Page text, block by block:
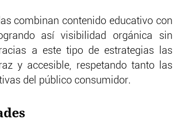
combinan contenido educativo con
así visibilidad orgánica sin
a este tipo de estrategias las
y accesible, respetando tanto las
del público consumidor.